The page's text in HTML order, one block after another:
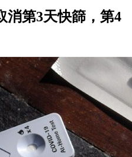
消第3天快篩，第4